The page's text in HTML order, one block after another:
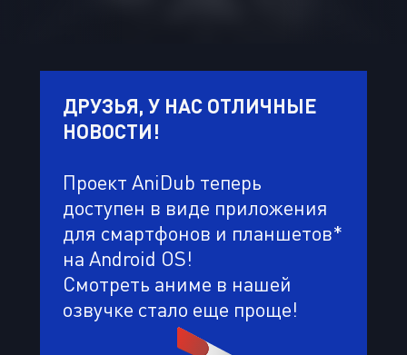
ДРУЗЬЯ, У НАС ОТЛИЧНЫЕ
НОВОСТИ!
Проект AniDub теперь
доступен в виде приложения
для смартфонов и планшетов*
на Android OS!
Смотреть аниме в нашей
озвучке стало еще проще!